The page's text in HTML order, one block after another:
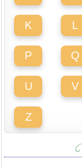
K L
P Q
U V
Z